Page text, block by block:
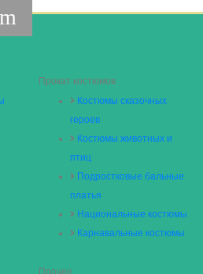
Прокат костюмов
Костюмы сказочных
героев
Костюмы животных и
птиц
Подростковые бальные
платья
Национальные костюмы
Карнавальные костюмы
Прочее